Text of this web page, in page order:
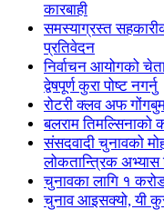
कारबाही
समस्याग्रस्त
प्रतिवेदन
निर्वाचन आयोगको
द्वेषपूर्ण कुरा पोष्ट नगर्नु
रोटरी क्लव अफ
बलराम तिमल्सिनाको
संसदवादी चुनावको
लोकतान्त्रिक
चुनावका लागि १
चुनाव आइसक्यो, यी